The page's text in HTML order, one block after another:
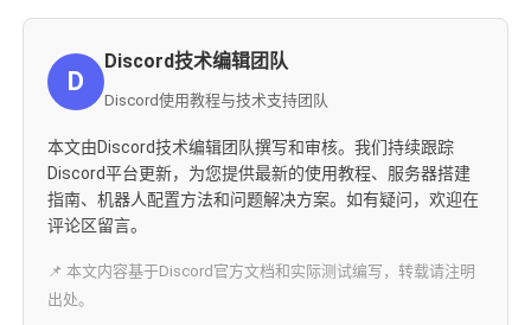
D
Discord技术编辑团队
Discord使用教程与技术支持团队
本文由Discord技术编辑团队撰写和审核。我们持续跟踪
Discord平台更新，为您提供最新的使用教程、服务器搭建
指南、机器人配置方法和问题解决方案。如有疑问，欢迎在
评论区留言。
📌 本文内容基于Discord官方文档和实际测试编写，转载请注明
出处。